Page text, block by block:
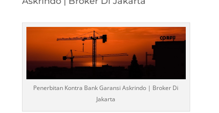
Penerbitan Kontra Bank Garansi Askrindo | Broker Di
Jakarta